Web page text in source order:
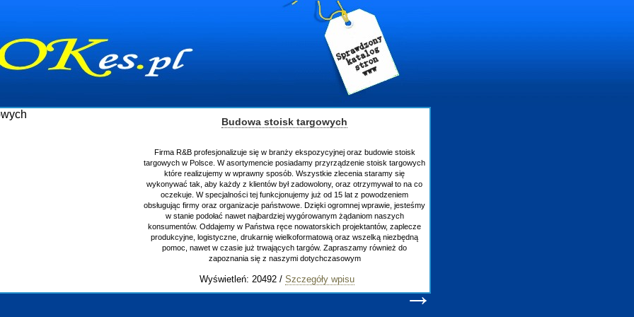
Budowa stoisk targowych
Firma R&B profesjonalizuje się w branży ekspozycyjnej oraz budowie stoisk
targowych w Polsce. W asortymencie posiadamy przyrządzenie stoisk targowych
które realizujemy w wprawny sposób. Wszystkie zlecenia staramy się
wykonywać tak, aby każdy z klientów był zadowolony, oraz otrzymywał to na co
oczekuje. W specjalności tej funkcjonujemy już od 15 lat z powodzeniem
obsługując firmy oraz organizacje państwowe. Dzięki ogromnej wprawie, jesteśmy
w stanie podołać nawet najbardziej wygórowanym żądaniom naszych
konsumentów. Oddajemy w Państwa ręce nowatorskich projektantów, zaplecze
produkcyjne, logistyczne, drukarnię wielkoformatową oraz wszelką niezbędną
pomoc, nawet w czasie już trwających targów. Zapraszamy również do
zapoznania się z naszymi dotychczasowym
Wyświetleń: 20492 / Szczegóły wpisu
→